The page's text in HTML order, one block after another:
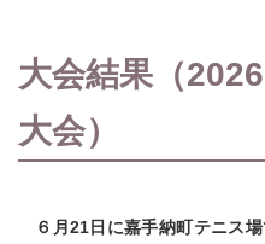
大会結果（
大会）
６月21日に嘉手納町テニス